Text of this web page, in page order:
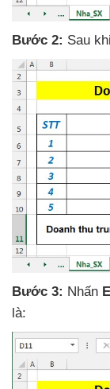
Bước 2: Sau
Bước 3: Nhấn
là: